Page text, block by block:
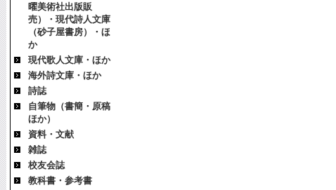
曜美術社出版販
売）・現代詩人文庫
（砂子屋書房）・ほ
か
現代歌人文庫・ほか
海外詩文庫・ほか
詩誌
自筆物（書簡・原稿
ほか）
資料・文献
雑誌
校友会誌
教科書・参考書